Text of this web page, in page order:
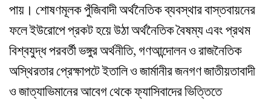
পায়। শোষণমূলক পুঁজিবাদী অর্থনৈতিক ব্যবস্থার বাস্তবায়নের
ফলে ইউরোপে প্রকট হয়ে উঠা অর্থনৈতিক বৈষম্য এবং প্রথম
বিশ্বযুদ্ধ পরবর্তী ভঙ্গুর অর্থনীতি, গণআন্দোলন ও রাজনৈতিক
অস্থিরতার প্রেক্ষাপটে ইতালি ও জার্মানীর জনগণ জাতীয়তাবাদী
ও জাত্যাভিমানের আবেগ থেকে ফ্যাসিবাদের ভিত্তিতে